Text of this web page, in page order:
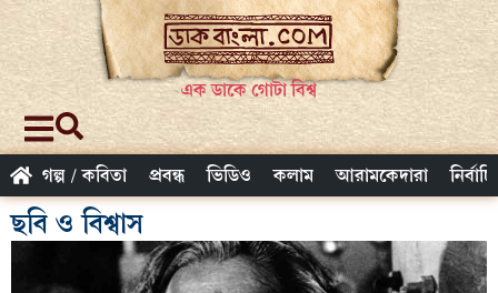
এক ডাকে গোটা বিশ্ব
গল্প / কবিতা প্রবন্ধ ভিডিও কলাম আরামকেদারা
ছবি ও বিশ্বাস